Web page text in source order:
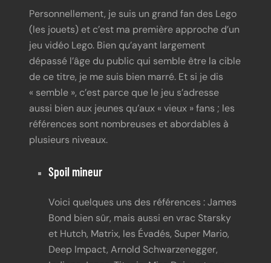
Personnellement, je suis un grand fan des Lego
(les jouets) et c’est ma première approche d’un
jeu vidéo Lego. Bien qu’ayant largement
dépassé l’âge du public qui semble être la cible
de ce titre, je me suis bien marré. Et si je dis
« semble », c’est parce que le jeu s’adresse
aussi bien aux jeunes qu’aux « vieux » fans ; les
références sont nombreuses et abordables à
plusieurs niveaux.
Spoil mineur
Voici quelques uns des références : James
Bond bien sûr, mais aussi en vrac Starsky
et Hutch, Matrix, les Évadés, Super Mario,
Deep Impact, Arnold Schwarzenegger,